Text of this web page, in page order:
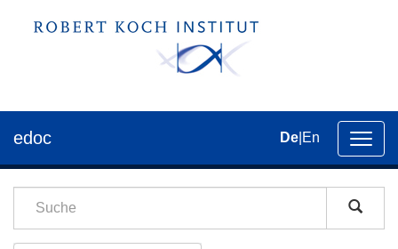
der
edoc De En